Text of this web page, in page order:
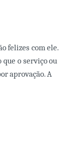
felizes com ele.
o serviço ou
aprovação. A